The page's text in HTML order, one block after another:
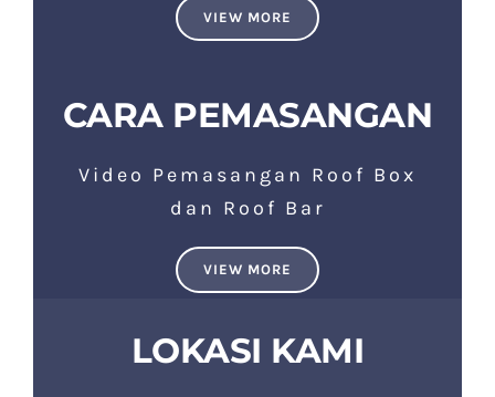
VIEW MORE
CARA PEMASANGAN
Video Pemasangan Roof Box
dan Roof Bar
VIEW MORE
LOKASI KAMI